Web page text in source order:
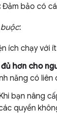
Đảm bảo có
:
ích chạy với
hơn cho
năng có liên
bạn nâng
quyền